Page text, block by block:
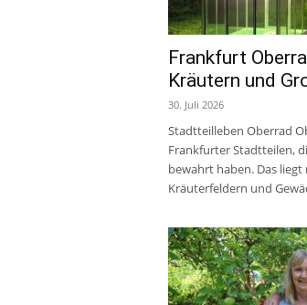
Frankfurt
Kräutern und
30. Juli 2026
Stadtteilleben Oberrad
Frankfurter Stadtteilen,
bewahrt haben. Das
Kräuterfeldern und